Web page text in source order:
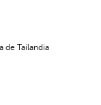
de Tailandia